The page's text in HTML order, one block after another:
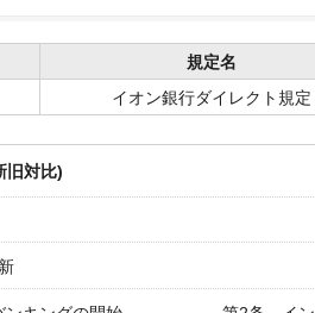
規定名
イオン銀行ダイレクト規定
旧対比)
新